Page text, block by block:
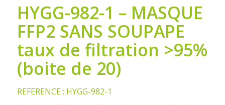
HYGG-982-1 – MASQUE
FFP2 SANS SOUPAPE
taux de filtration >95%
(boite de 20)
REFERENCE : HYGG-982-1